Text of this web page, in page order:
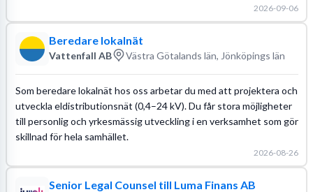
2026-09-06
Beredare lokalnät
Vattenfall AB Västra Götalands län, Jönköpings län
Som beredare lokalnät hos oss arbetar du med att projektera och
utveckla eldistributionsnät (0,4–24 kV). Du får stora möjligheter
till personlig och yrkesmässig utveckling i en verksamhet som gör
skillnad för hela samhället.
2026-08-26
Senior Legal Counsel till Luma Finans AB